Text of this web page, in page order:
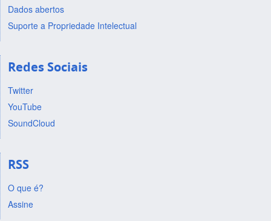
Dados abertos
Suporte a Propriedade Intelectual
Redes Sociais
Twitter
YouTube
SoundCloud
RSS
O que é?
Assine